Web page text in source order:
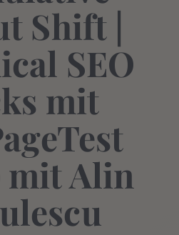
Shift |
SEO
mit
mit Alin